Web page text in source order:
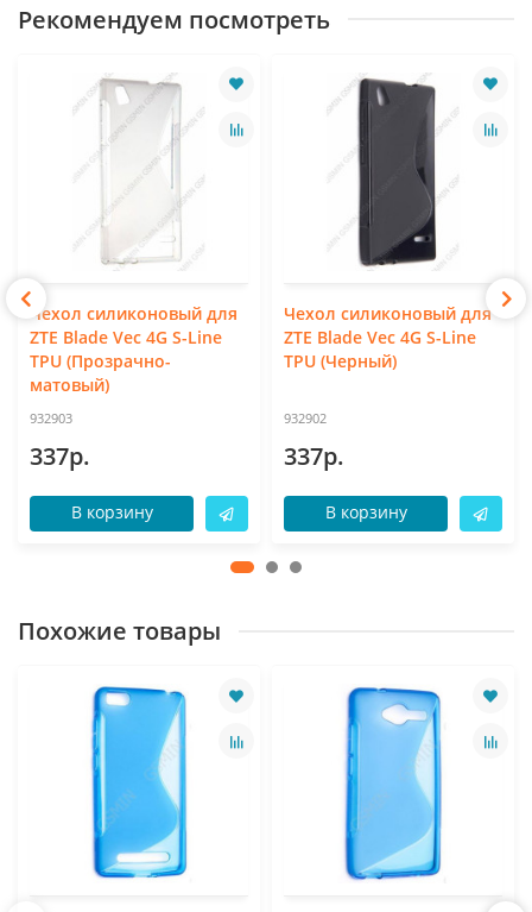
Рекомендуем посмотреть
Чехол силиконовый для
ZTE Blade Vec 4G S-Line
TPU (Прозрачно-
матовый)
932903
337р.
В корзину
Чехол силиконовый для
ZTE Blade Vec 4G S-Line
TPU (Черный)
932902
337р.
В корзину
Похожие товары